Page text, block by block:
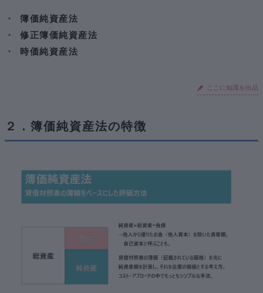
簿価純資産法
修正簿価純資産法
時価純資産法
ここに知識を出品
２．簿価純資産法の特徴